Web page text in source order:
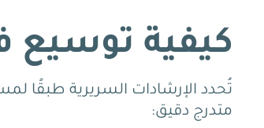
كيفية توسيع
تُحدد الإرشادات السريرية طبقًا
متدرج دقيق: